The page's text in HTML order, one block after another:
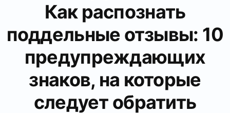
Как распознать
поддельные отзывы: 10
предупреждающих
знаков, на которые
следует обратить